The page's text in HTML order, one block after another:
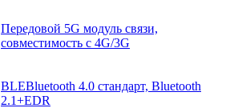
Передовой 5G модуль связи,
совместимость с 4G/3G
BLEBluetooth 4.0 стандарт, Bluetooth
2.1+EDR